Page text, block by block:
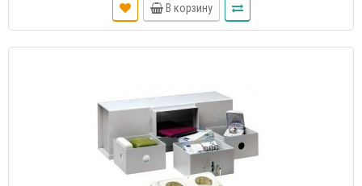
В корзину